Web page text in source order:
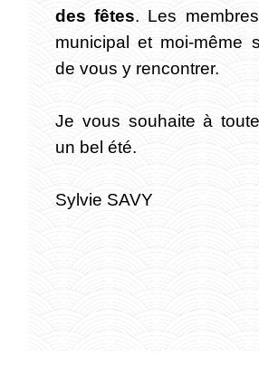
des fêtes. Les
municipal et moi-même
de vous y rencontrer.
Je vous souhaite à
un bel été.
Sylvie SAVY